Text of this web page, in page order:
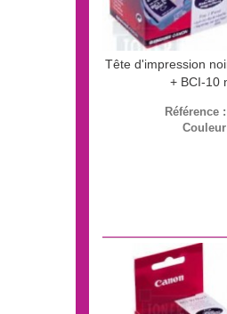
Tête d'impression
+ BCI-10
Référence :